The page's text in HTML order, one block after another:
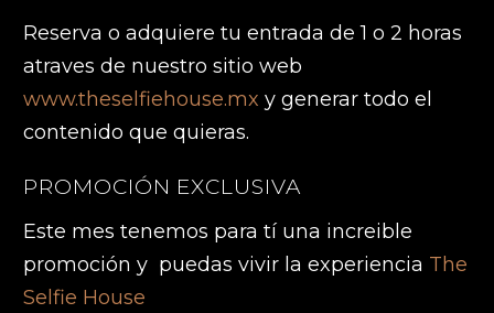
Reserva o adquiere tu entrada de 1 o 2 horas
atraves de nuestro sitio web
www.theselfiehouse.mx y generar todo el
contenido que quieras.
PROMOCIÓN EXCLUSIVA
Este mes tenemos para tí una increible
promoción y puedas vivir la experiencia The
Selfie House